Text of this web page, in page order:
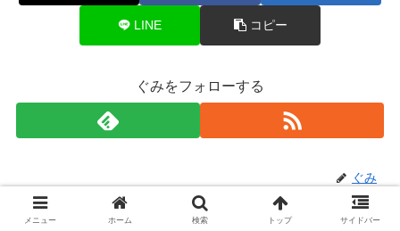
LINE コピー
ぐみをフォローする
ぐみ
メニュー ホーム 検索 トップ サイドバー